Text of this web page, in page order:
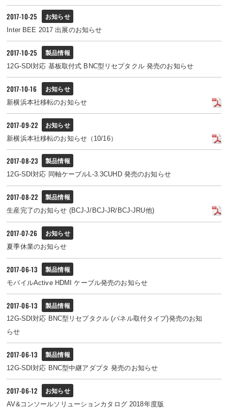
2017-10-25 お知らせ
Inter BEE 2017 出展のお知らせ
2017-10-25 製品情報
12G-SDI対応 基板取付式 BNC型リセプタクル 発売のお知らせ
2017-10-16 お知らせ
新横浜本社移転のお知らせ
2017-09-22 お知らせ
新横浜本社移転のお知らせ（10/16）
2017-08-23 製品情報
12G-SDI対応 同軸ケーブルL-3.3CUHD 発売のお知らせ
2017-08-22 製品情報
生産完了のお知らせ (BCJ-J/BCJ-JR/BCJ-JRU他)
2017-07-26 お知らせ
夏季休業のお知らせ
2017-06-13 製品情報
モバイルActive HDMI ケーブル発売のお知らせ
2017-06-13 製品情報
12G-SDI対応 BNC型リセプタクル (パネル取付タイプ)発売のお知
らせ
2017-06-13 製品情報
12G-SDI対応 BNC型中継アダプタ 発売のお知らせ
2017-06-12 お知らせ
AV&コンソールソリューションカタログ 2018年度版